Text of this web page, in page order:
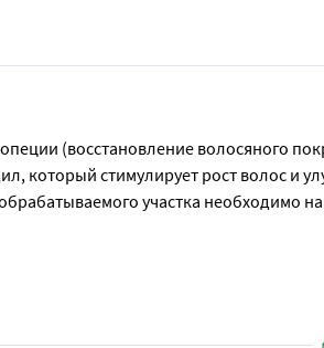
(восстановление волосяного
который стимулирует рост волос и
участка необходимо
проблемной зоны. После